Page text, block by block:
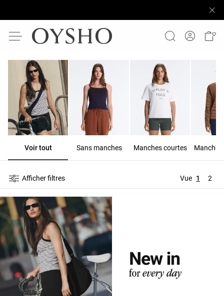
Voir tout Sans manches Manches courtes
Afficher filtres Vue 1 2